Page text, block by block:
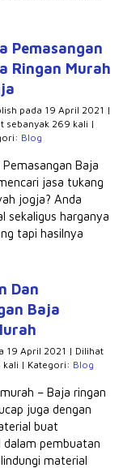
Pemasangan
Ringan Murah
pada 19 April 2021 |
sebanyak 269 kali |
Blog
Pemasangan Baja
jasa tukang
jogja? Anda
sekaligus harganya
tapi hasilnya
Dan
Baja
19 April 2021 | Dilihat
kali | Kategori: Blog
– Baja ringan
juga dengan
buat
pembuatan
material